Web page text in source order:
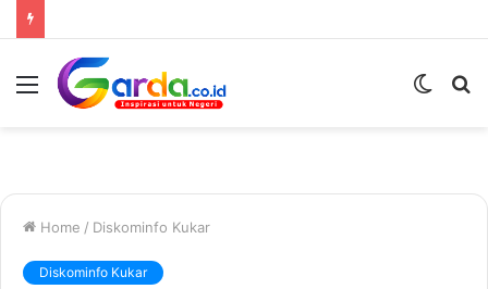
Menu
Switch
Home / Diskominfo Kukar
Diskominfo Kukar